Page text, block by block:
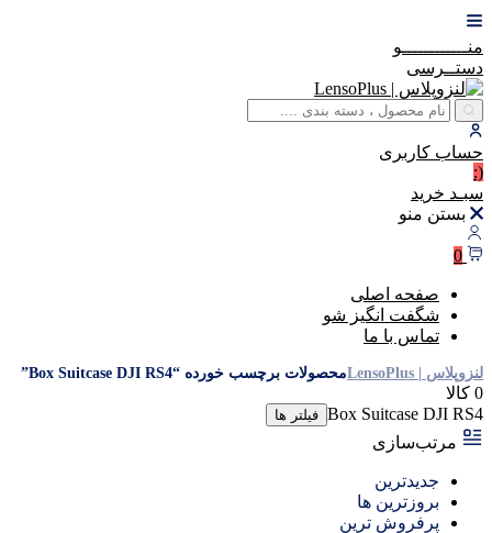
منــــــــــــو
دستــرسی
حساب کاربری
(:
سبـد خرید
بستن منو
0
صفحه اصلی
شگفت انگیز شو
تماس با ما
لنزوپلاس | LensoPlus محصولات برچسب خورده “Box Suitcase DJI RS4”
0 کالا
Box Suitcase DJI RS4 فیلتر ها
مرتب‌سازی
جدیدترین
بروزترین ها
پرفروش ترین